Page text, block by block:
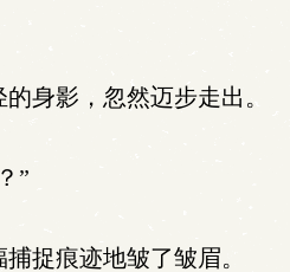
身影，忽然迈步走出。
”
捉痕迹地皱了皱眉。